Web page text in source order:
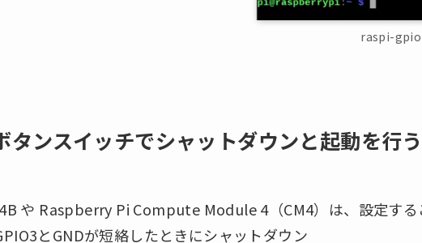
raspi-gpio
タンスイッチでシャットダウンと起動を行
や Raspberry Pi Compute Module 4（CM4）は、設定する
とGNDが短絡したときにシャットダウン